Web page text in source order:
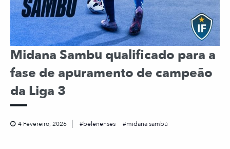
Midana Sambu qualificado para a
fase de apuramento de campeão
da Liga 3
4 Fevereiro, 2026 belenenses midana sambú